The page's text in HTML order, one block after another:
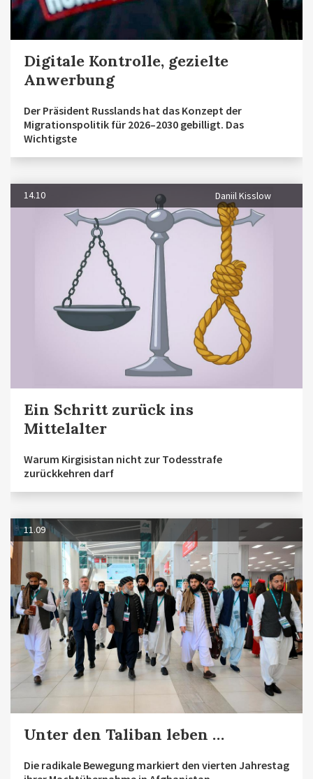
Digitale Kontrolle, gezielte
Anwerbung
Der Präsident Russlands hat das Konzept der
Migrationspolitik für 2026–2030 gebilligt. Das
Wichtigste
14.10 Daniil Kisslow
Ein Schritt zurück ins
Mittelalter
Warum Kirgisistan nicht zur Todesstrafe
zurückkehren darf
11.09
Unter den Taliban leben …
Die radikale Bewegung markiert den vierten Jahrestag